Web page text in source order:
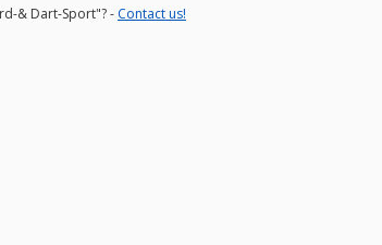
& Dart-Sport"? - Contact us!